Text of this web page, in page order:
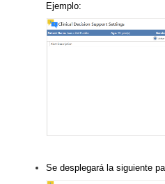
Ejemplo:
Se desplegará la siguiente